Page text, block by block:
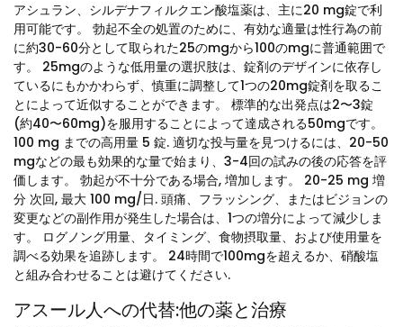
アシュラン、シルデナフィルクエン酸塩薬は、主に20 mg錠で利
用可能です。 勃起不全の処置のために、有効な適量は性行為の前
に約30-60分として取られた25のmgから100のmgに普通範囲で
す。 25mgのような低用量の選択肢は、錠剤のデザインに依存し
ているにもかかわらず、慎重に調整して1つの20mg錠剤を取るこ
とによって近似することができます。 標準的な出発点は2〜3錠
(約40〜60mg)を服用することによって達成される50mgです。
100 mg までの高用量 5 錠. 適切な投与量を見つけるには、20-50
mgなどの最も効果的な量で始まり、3-4回の試みの後の応答を評
価します。 勃起が不十分である場合, 増加します。 20-25 mg 増
分 次回, 最大 100 mg/日. 頭痛、フラッシング、またはビジョンの
変更などの副作用が発生した場合は、1つの増分によって減少しま
す。 ログノング用量、タイミング、食物摂取量、および使用量を
調べる効果を追跡します。 24時間で100mgを超えるか、硝酸塩
と組み合わせることは避けてください.
アスール人への代替:他の薬と治療